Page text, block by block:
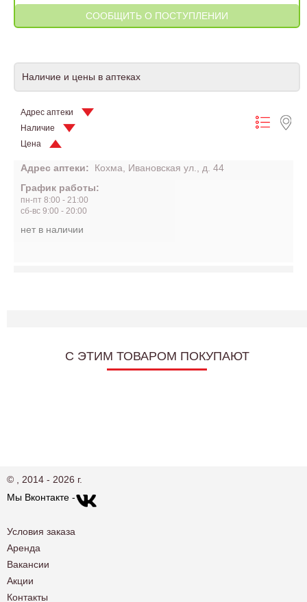
Наличие и цены в аптеках
Адрес аптеки
Наличие
Цена
Адрес аптеки:
Кохма, Ивановская ул., д. 44
График работы:
пн-пт 8:00 - 21:00
сб-вс 9:00 - 20:00
нет в наличии
C ЭТИМ ТОВАРОМ ПОКУПАЮТ
© , 2014 - 2026 г.
Мы Вконтакте -
Условия заказа
Аренда
Вакансии
Акции
Контакты